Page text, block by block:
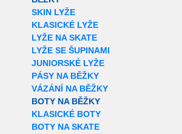
SKIN LYŽE
KLASICKÉ LYŽE
LYŽE NA SKATE
LYŽE SE ŠUPINAMI
JUNIORSKÉ LYŽE
PÁSY NA BĚŽKY
VÁZÁNÍ NA BĚŽKY
BOTY NA BĚŽKY
KLASICKÉ BOTY
BOTY NA SKATE